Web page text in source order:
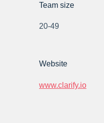
Team size
20-49
Website
www.clarify.io